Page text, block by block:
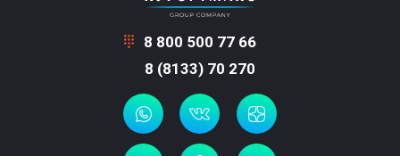
8 800 500 77 66
8 (8133) 70 270